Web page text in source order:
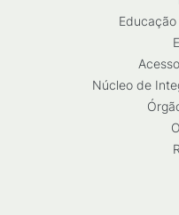
Núcleo de